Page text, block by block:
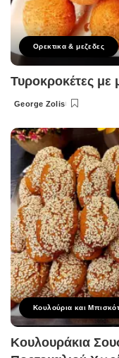
Ορεκτικα & μεζεδες
Τυροκροκέτες με
Posted
George Zolis
Κουλούρια και
Κουλουράκια